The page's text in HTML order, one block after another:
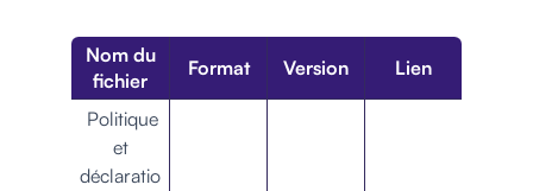
Nom du
fichier
Format Version Lien
Politique
et
déclaratio